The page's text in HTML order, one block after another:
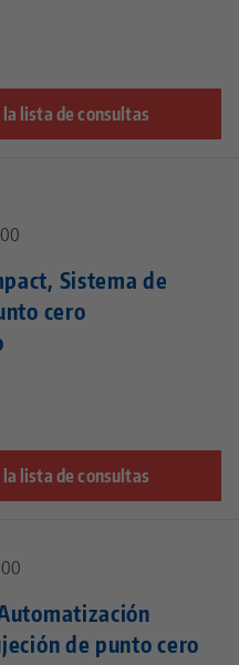
lista de consultas
Sistema de
cero
lista de consultas
de punto cero